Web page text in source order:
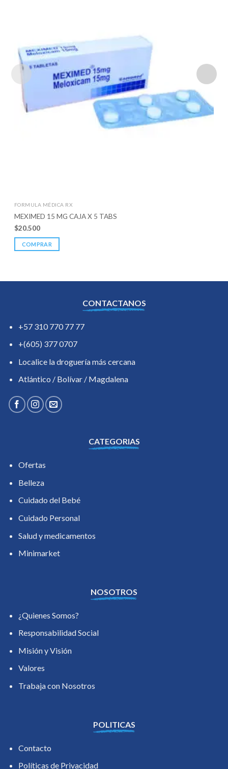
FORMULA MÉDICA RX
MEXIMED 15 MG CAJA X 5 TABS
$20.500
COMPRAR
CONTACTANOS
+57 310 770 77 77
+(605) 377 0707
Localice la droguería más cercana
Atlántico / Bolívar / Magdalena
CATEGORIAS
Ofertas
Belleza
Cuidado del Bebé
Cuidado Personal
Salud y medicamentos
Minimarket
NOSOTROS
¿Quienes Somos?
Responsabilidad Social
Misión y Visión
Valores
Trabaja con Nosotros
POLITICAS
Contacto
Políticas de Privacidad